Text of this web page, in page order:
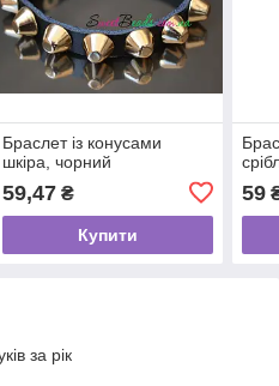
Браслет із конусами
шкіра, чорний
59,47₴
Купити
59
за рік